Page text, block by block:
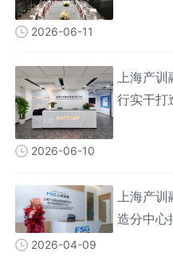
2026-06-11
上海产训
行实干打
2026-06-10
上海产训
造分中心
2026-04-09